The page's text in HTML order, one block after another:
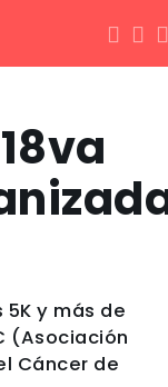
y más de
(Asociación
Cáncer de